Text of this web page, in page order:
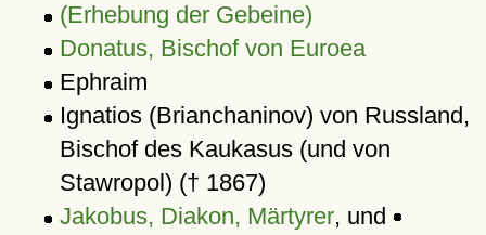
(Erhebung der Gebeine)
Donatus, Bischof von Euroea
Ephraim
Ignatios (Brianchaninov) von Russland,
Bischof des Kaukasus (und von
Stawropol) († 1867)
Jakobus, Diakon, Märtyrer, und